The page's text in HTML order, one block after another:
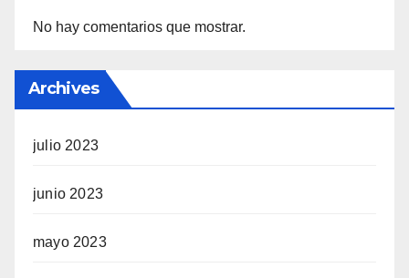
No hay comentarios que mostrar.
Archives
julio 2023
junio 2023
mayo 2023